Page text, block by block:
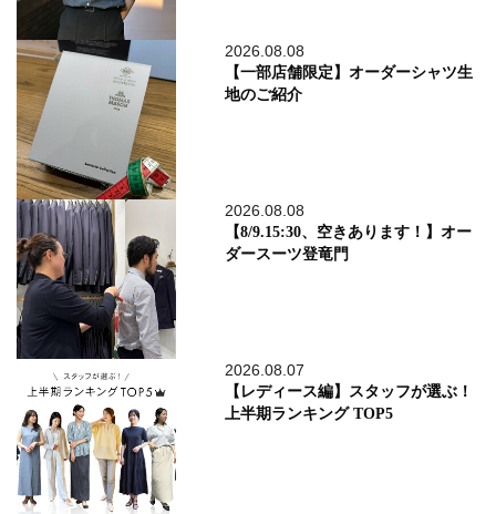
2026.08.08
【一部店舗限定】オーダーシャツ生
地のご紹介
2026.08.08
【8/9.15:30、空きあります！】オー
ダースーツ登竜門
2026.08.07
【レディース編】スタッフが選ぶ！
上半期ランキング TOP5